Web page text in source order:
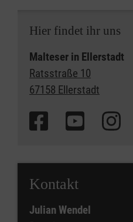
Hier findet ihr uns
Malteser in Ellerstadt
Ratsstraße 10
67158 Ellerstadt
Kontakt
Julian Wendel